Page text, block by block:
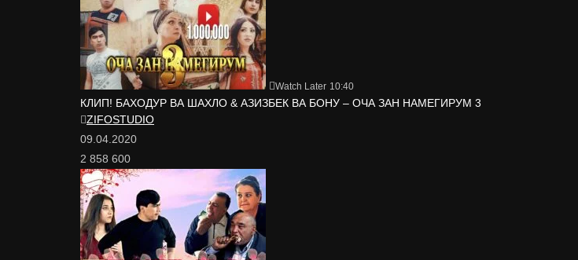
Watch Later 10:40
КЛИП! БАХОДУР ВА ШАХЛО & АЗИЗБЕК ВА БОНУ – ОЧА ЗАН НАМЕГИРУМ 3
ZIFOSTUDIO
09.04.2020
2 858 600